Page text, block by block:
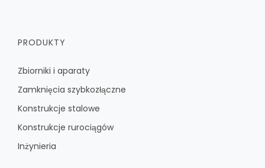
PRODUKTY
Zbiorniki i aparaty
Zamknięcia szybkozłączne
Konstrukcje stalowe
Konstrukcje rurociągów
Inżynieria